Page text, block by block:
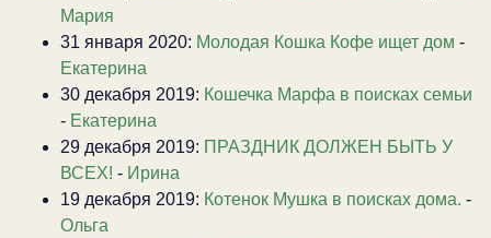
Мария
31 января 2020: Молодая Кошка Кофе ищет дом -
Екатерина
30 декабря 2019: Кошечка Марфа в поисках семьи
- Екатерина
29 декабря 2019: ПРАЗДНИК ДОЛЖЕН БЫТЬ У
ВСЕХ! - Ирина
19 декабря 2019: Котенок Мушка в поисках дома. -
Ольга